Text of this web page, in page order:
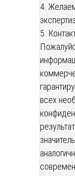
4.
5.
всех